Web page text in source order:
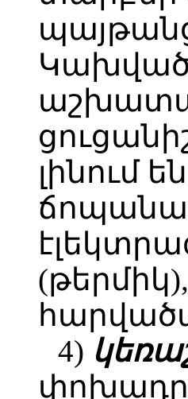
Կախված
լինում
4)